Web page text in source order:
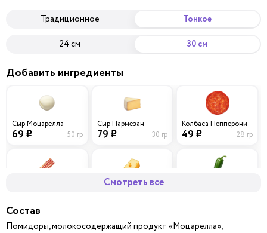
Традиционное Тонкое
24 см 30 см
Добавить ингредиенты
Сыр Моцарелла
69 i 50 гр
Сыр Пармезан
79 i 30 гр
Колбаса Пепперони
49 i 28 гр
Сыр Чеддер
Смотреть все
Состав
Помидоры, молокосодержащий продукт «Моцарелла»,